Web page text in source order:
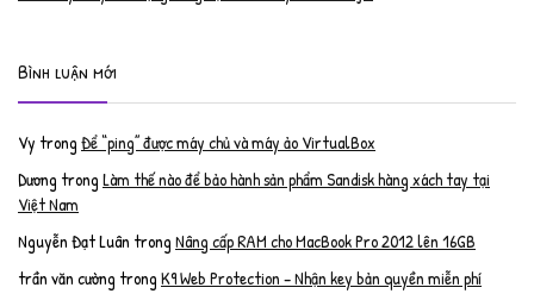
Bình luận mới
Vy trongĐể “ping” được máy chủ và máy ảo VirtualBox
Dương trongLàm thế nào để bảo hành sản phẩm Sandisk hàng xách tay tại
Việt Nam
Nguyễn Đạt Luân trongNâng cấp RAM cho MacBook Pro 2012 lên 16GB
trần văn cường trongK9 Web Protection – Nhận key bản quyền miễn phí